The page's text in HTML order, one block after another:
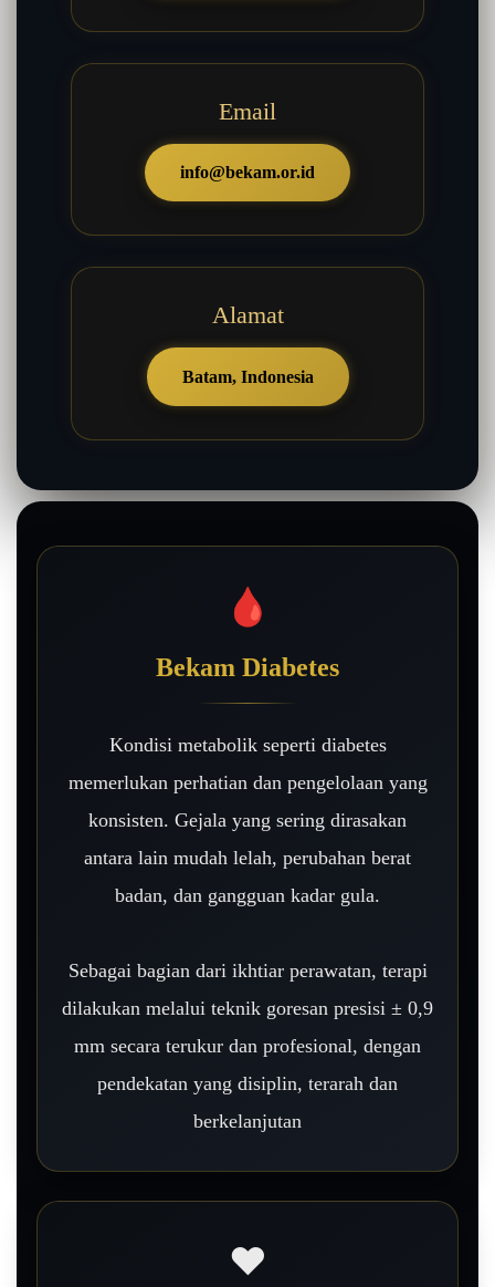
Email
info@bekam.or.id
Alamat
Batam, Indonesia
🩸
Bekam Diabetes
Kondisi metabolik seperti diabetes
memerlukan perhatian dan pengelolaan yang
konsisten. Gejala yang sering dirasakan
antara lain mudah lelah, perubahan berat
badan, dan gangguan kadar gula.
Sebagai bagian dari ikhtiar perawatan, terapi
dilakukan melalui teknik goresan presisi ± 0,9
mm secara terukur dan profesional, dengan
pendekatan yang disiplin, terarah dan
berkelanjutan
❤️